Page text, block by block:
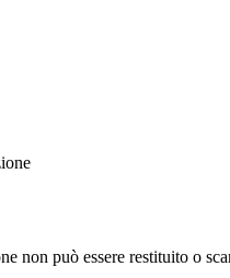
non può essere restituito o